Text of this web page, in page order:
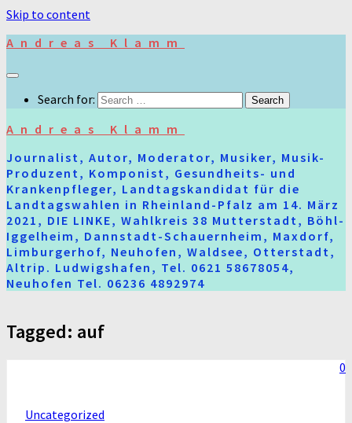
Skip to content
Andreas Klamm
Search for:
Andreas Klamm
Journalist, Autor, Moderator, Musiker, Musik-
Produzent, Komponist, Gesundheits- und
Krankenpfleger, Landtagskandidat für die
Landtagswahlen in Rheinland-Pfalz am 14. März
2021, DIE LINKE, Wahlkreis 38 Mutterstadt, Böhl-
Iggelheim, Dannstadt-Schauernheim, Maxdorf,
Limburgerhof, Neuhofen, Waldsee, Otterstadt,
Altrip. Ludwigshafen, Tel. 0621 58678054,
Neuhofen Tel. 06236 4892974
Tagged: auf
0
Uncategorized